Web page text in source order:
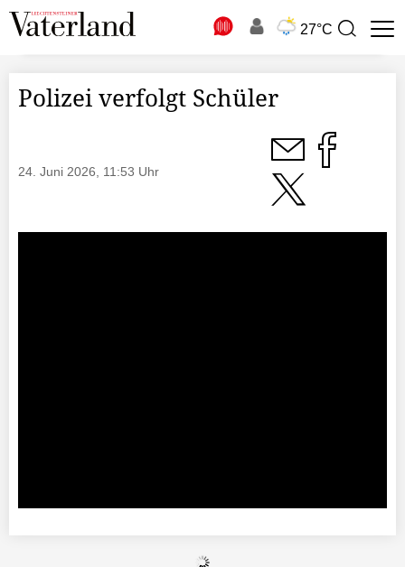
27°C
Suchbegriff
Polizei verfolgt Schüler
24. Juni 2026, 11:53 Uhr